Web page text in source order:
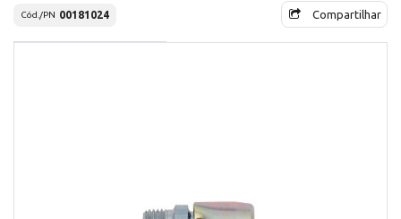
Cód./PN 00181024 Compartilhar